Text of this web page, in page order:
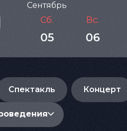
Сентябрь
Сб.
05
Вс.
06
Спектакль Концерт